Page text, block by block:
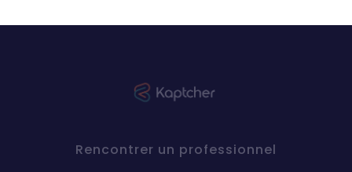
Rencontrer un professionnel